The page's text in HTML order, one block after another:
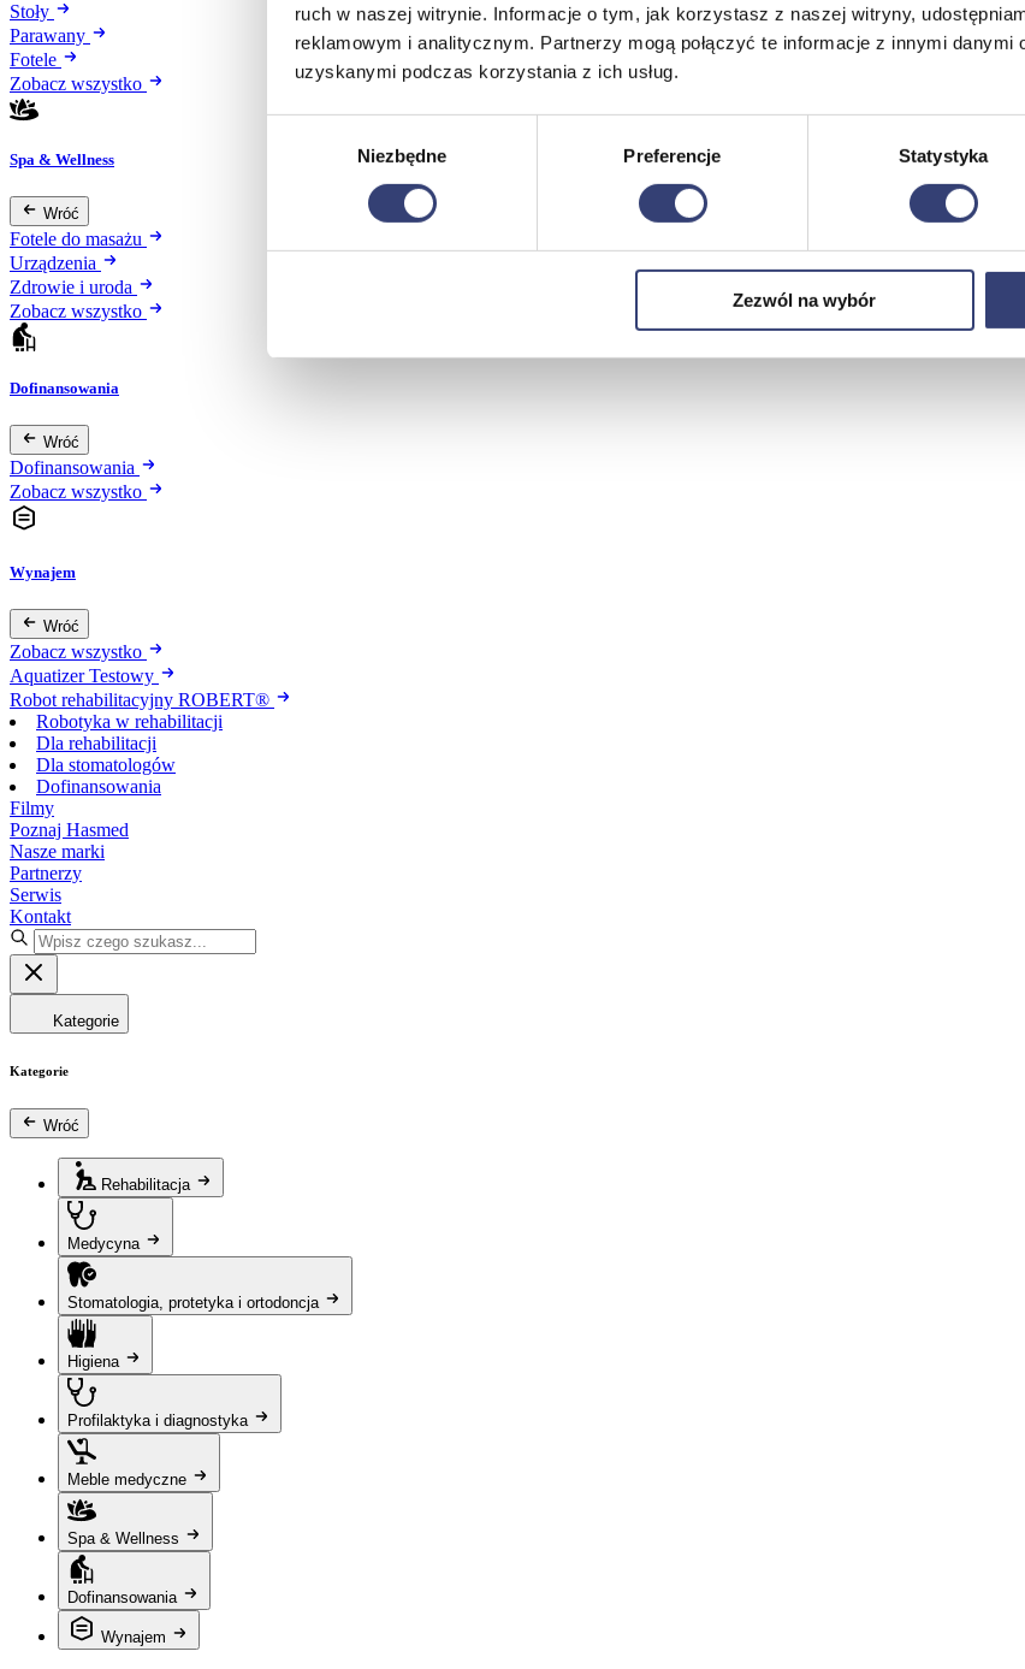
ruch w naszej witrynie. Informacje o tym, jak korzystasz z naszej witryny,
reklamowym i analitycznym. Partnerzy mogą połączyć te informacje z innymi danymi
uzyskanymi podczas korzystania z ich usług.
Niezbędne Preferencje Statystyka
Zezwól na wybór
Stoły
Parawany
Fotele
Zobacz wszystko
Spa & Wellness
Wróć
Fotele do masażu
Urządzenia
Zdrowie i uroda
Zobacz wszystko
Dofinansowania
Wróć
Dofinansowania
Zobacz wszystko
Wynajem
Wróć
Zobacz wszystko
Aquatizer Testowy
Robot rehabilitacyjny ROBERT®
Robotyka w rehabilitacji
Dla rehabilitacji
Dla stomatologów
Dofinansowania
Filmy
Poznaj Hasmed
Nasze marki
Partnerzy
Serwis
Kontakt
Kategorie
Kategorie
Wróć
Rehabilitacja
Medycyna
Stomatologia, protetyka i ortodoncja
Higiena
Profilaktyka i diagnostyka
Meble medyczne
Spa & Wellness
Dofinansowania
Wynajem